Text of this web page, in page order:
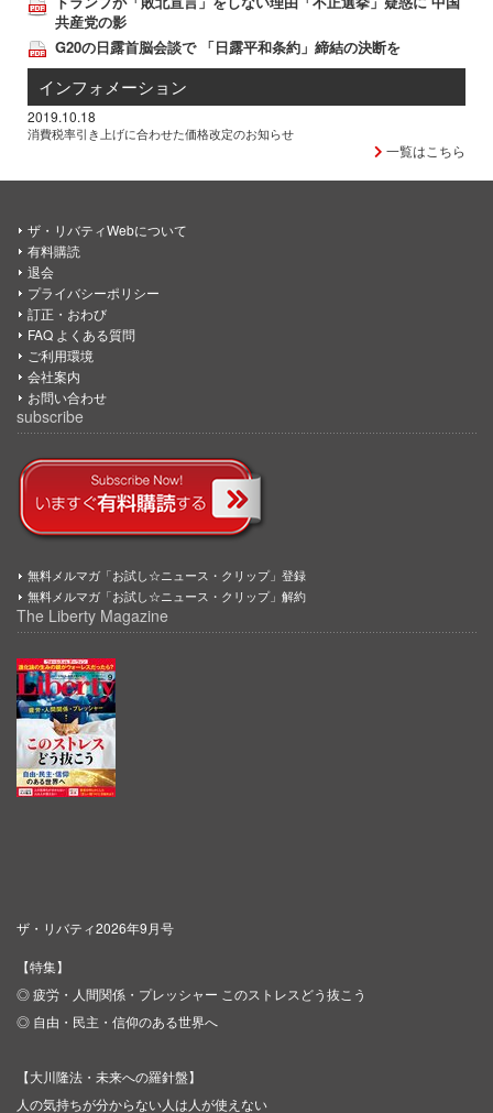
共産党の影
G20の日露首脳会談で 「日露平和条約」締結の決断を
インフォメーション
2019.10.18
消費税率引き上げに合わせた価格改定のお知らせ
一覧はこちら
ザ・リバティWebについて
有料購読
退会
プライバシーポリシー
訂正・おわび
FAQ よくある質問
ご利用環境
会社案内
お問い合わせ
subscribe
無料メルマガ「お試し☆ニュース・クリップ」登録
無料メルマガ「お試し☆ニュース・クリップ」解約
The Liberty Magazine
ザ・リバティ2026年9月号
【特集】
◎ 疲労・人間関係・プレッシャー このストレスどう抜こう
◎ 自由・民主・信仰のある世界へ
【大川隆法・未来への羅針盤】
人の気持ちが分からない人は人が使えない